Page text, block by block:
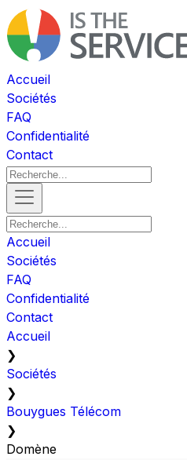
Accueil
Sociétés
FAQ
Confidentialité
Contact
Accueil
Sociétés
FAQ
Confidentialité
Contact
Accueil
❯
Sociétés
❯
Bouygues Télécom
❯
Domène